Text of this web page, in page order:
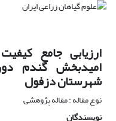
ارزیابی جامع
امیدبخش گندم
شهرستان دزفول
نوع مقاله : مقاله پژوهشی
نویسندگان